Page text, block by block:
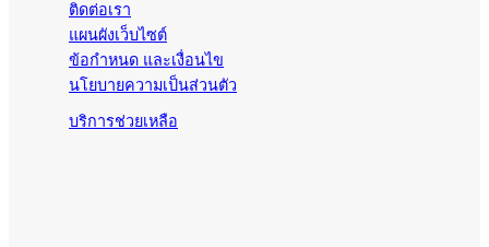
ติดต่อเรา
แผนผังเว็บไซต์
ข้อกำหนด และเงื่อนไข
นโยบายความเป็นส่วนตัว
บริการช่วยเหลือ